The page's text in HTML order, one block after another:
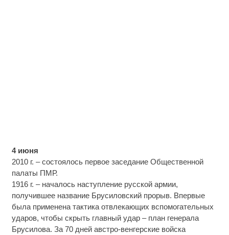
4 июня
2010 г. – состоялось первое заседание Общественной
палаты ПМР.
1916 г. – началось наступление русской армии,
получившее название Брусиловский прорыв. Впервые
была применена тактика отвлекающих вспомогательных
ударов, чтобы скрыть главный удар – план генерала
Брусилова. За 70 дней австро-венгерские войска